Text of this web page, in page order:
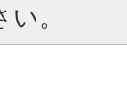
。